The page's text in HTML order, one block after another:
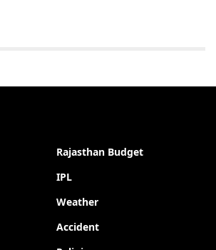
Rajasthan Budget
IPL
Weather
Accident